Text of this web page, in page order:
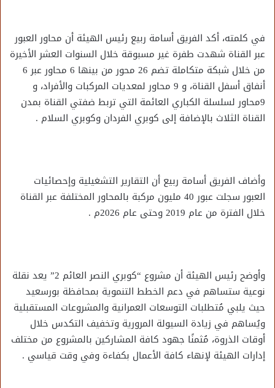
في كلمته، أكد الفريق أسامة ربيع رئيس الهيئة أن محاور العبور
عبر القناة شهدت طفرة غير مسبوقة خلال السنوات العشر الأخيرة
من خلال شبكة متكاملة تضم 26 محور من بينها 6 محاور عبر 6
أنفاق أسفل القناة، و 9 محاور لمعديات المركبات والأفراد، و
9محاور لسلسلة الكباري العائمة التي تربط ضفتي القناة بمدن
القناة الثلاث بالإضافة إلى كوبري الفردان وكوبري السلام .
وأضاف الفريق أسامة ربيع أن التقارير التشغيلية وإحصائيات
العبور سجلت عبور 40 مليون مركبة بالمحاور المختلفة عبر القناة
خلال الفترة من عام 2019 وحتى عام 2026م .
وأوضح رئيس الهيئة أن مشروع “كوبري النصر العائم 2” يعد نقلة
نوعية ستساهم في دعم الخطط التنموية بمحافظة بورسعيد
حيث يلبي مُتطلبات التوسعات العمرانية والمشروعات المستقبلية
ويُساهم في زيادة السيولة المرورية وتخفيف التكدس خلال
أوقات الذروة، مُثمنًا جهود كافة المشاركين بالمشروع من مختلف
إدارات الهيئة لإنهاء كافة الأعمال بكفاءة وفي وقت قياسي .